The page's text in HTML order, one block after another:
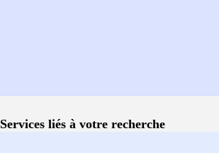
Services liés à votre recherche